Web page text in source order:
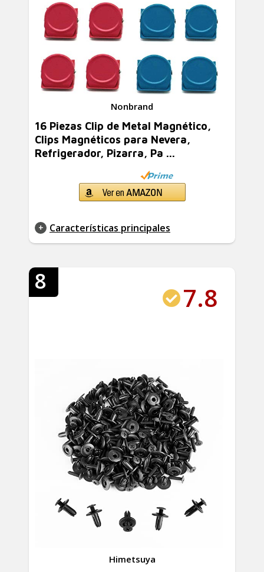
Nonbrand
16 Piezas Clip de Metal Magnético,
Clips Magnéticos para Nevera,
Refrigerador, Pizarra, Pa ...
Características principales
8
7.8
Himetsuya